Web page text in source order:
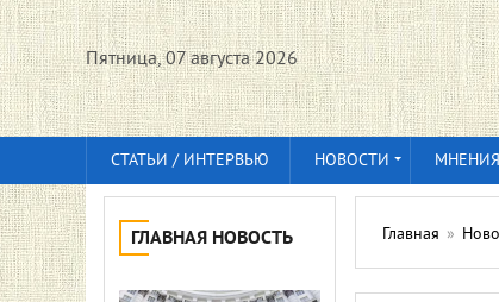
Пятница, 07 августа 2026
СТАТЬИ / ИНТЕРВЬЮ НОВОСТИ МНЕНИЯ
ГЛАВНАЯ НОВОСТЬ Главная »